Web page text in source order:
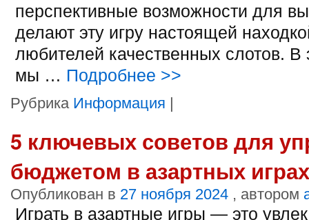
перспективные возможности для
делают эту игру настоящей
любителей качественных слотов. В
мы … Подробнее >>
Рубрика Информация |
5 ключевых советов для
бюджетом в азартных играх
Опубликован в 27 ноября 2024 , автором
Играть в азартные игры — это